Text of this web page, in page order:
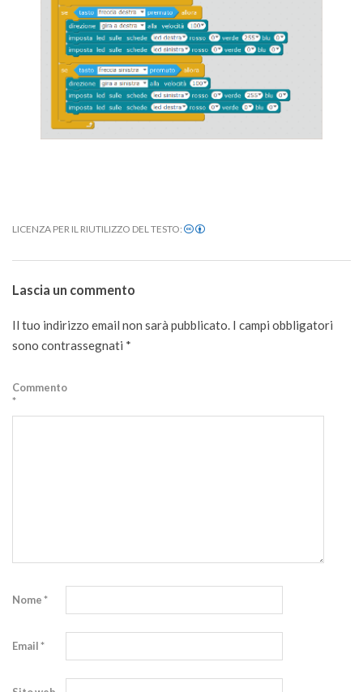
LICENZA PER IL RIUTILIZZO DEL TESTO:
2020-
Lascia un commento
Il tuo indirizzo email non sarà pubblicato. I campi obbligatori
sono contrassegnati *
Commento
*
Nome*
Email*